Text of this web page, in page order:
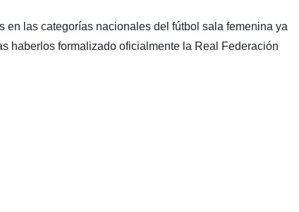
en las categorías nacionales del fútbol sala femenina ya
haberlos formalizado oficialmente la Real Federación